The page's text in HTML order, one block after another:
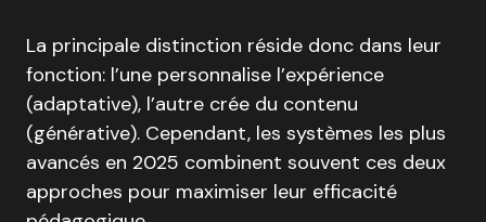
La principale distinction réside donc dans leur
fonction: l’une personnalise l’expérience
(adaptative), l’autre crée du contenu
(générative). Cependant, les systèmes les plus
avancés en 2025 combinent souvent ces deux
approches pour maximiser leur efficacité